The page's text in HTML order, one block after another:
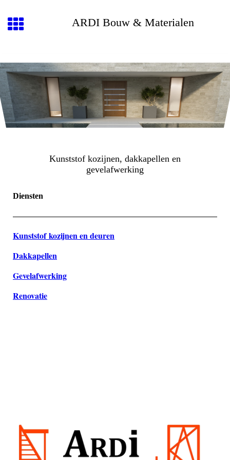
ARDI Bouw & Materialen
Kunststof kozijnen, dakkapellen en
gevelafwerking
Diensten
Kunststofkozijnen en deuren
Dakkapellen
Gevelafwerking
Renovatie